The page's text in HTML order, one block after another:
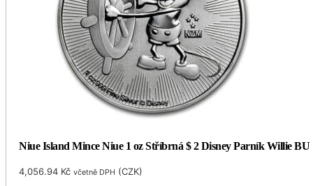
Niue Island Mince Niue 1 oz Stříbrná $ 2 Disney Parník Willie BU
4,056.94 Kč včetně DPH (CZK)